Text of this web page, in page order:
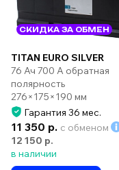
СКИДКА ЗА ОБМЕН
TITAN EURO SILVER
76 Ач 700 А обратная
полярность
276×175×190 мм
Гарантия 36 мес.
11 350 р. с обменом
12 150 р.
в наличии